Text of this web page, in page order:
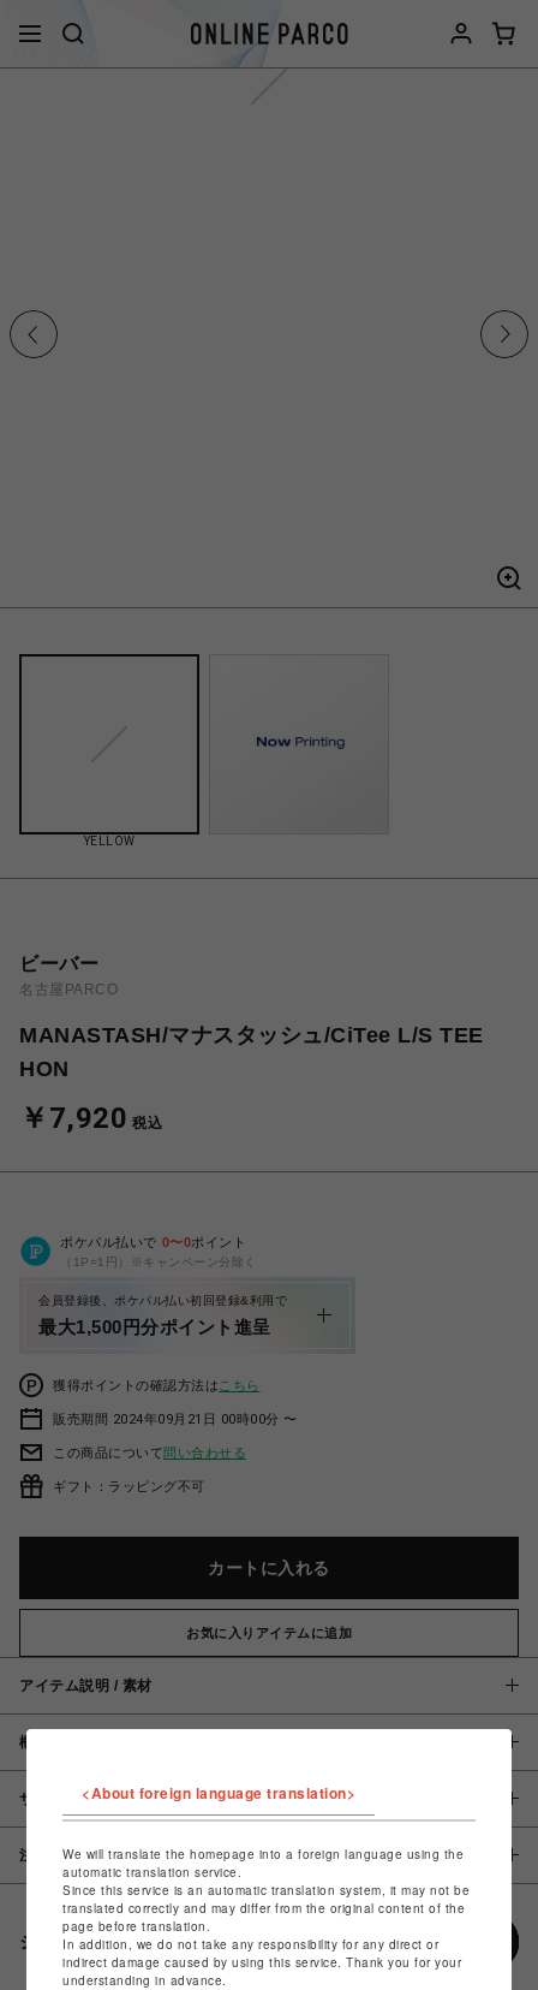
YELLOW
ビーバー
名古屋PARCO
MANASTASH/マナスタッシュ/CiTee L/S TEE
HON
￥7,920 税込
ポケパル払いで 0〜0ポイント
（1P=1円）※キャンペーン分除く
会員登録後、ポケパル払い初回登録&利用で
最大1,500円分ポイント進呈
獲得ポイントの確認方法は こちら
販売期間 2024年09月21日 00時00分 〜
この商品について問い合わせる
ギフト：ラッピング不可
カートに入れる
お気に入りアイテムに追加
アイテム説明 / 素材
概要
サイズ
注意事項
シェアする
<About foreign language translation>
We will translate the homepage into a foreign language using the
automatic translation service.
Since this service is an automatic translation system, it may not be
translated correctly and may differ from the original content of the
page before translation.
In addition, we do not take any responsibility for any direct or
indirect damage caused by using this service. Thank you for your
understanding in advance.